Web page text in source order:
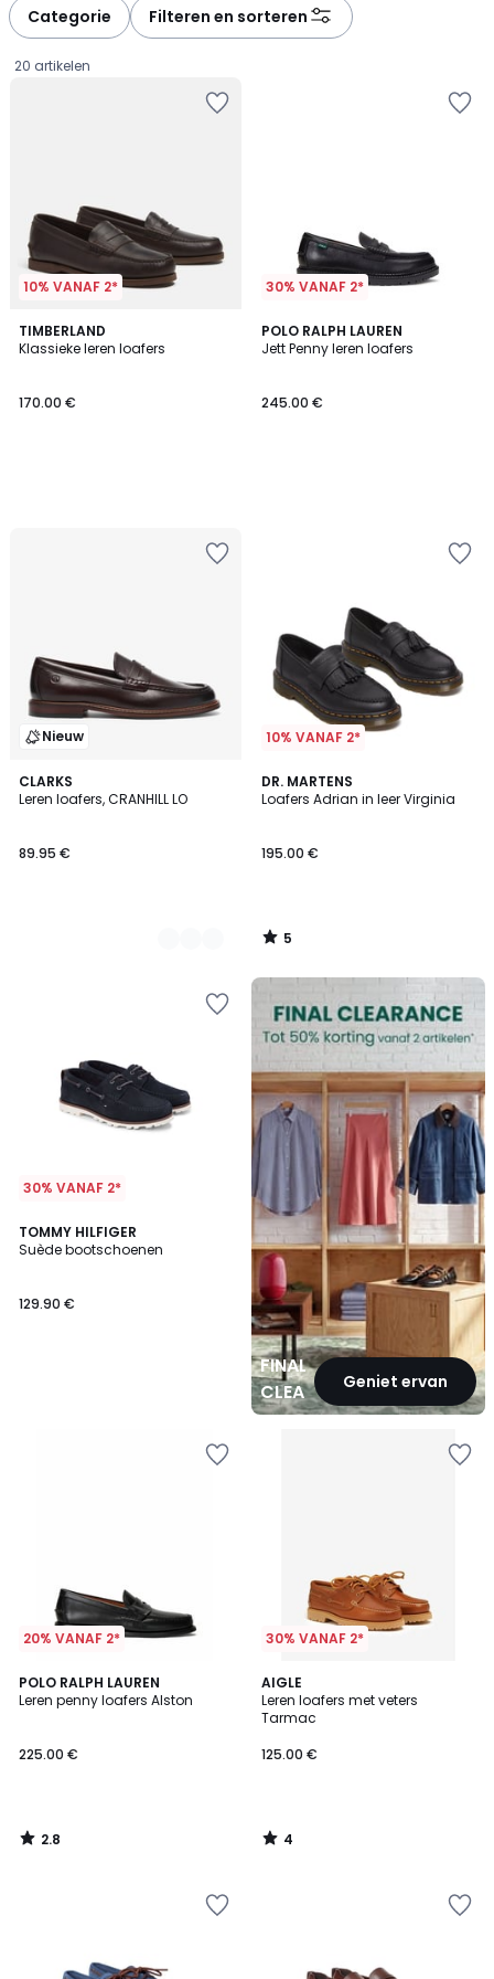
Categorie Filteren en sorteren
20 artikelen
10% VANAF 2*
TIMBERLAND
Klassieke leren loafers
€.
170.00 €
30% VANAF 2*
POLO RALPH LAUREN
Jett Penny leren loafers
245.00 €
Nieuw
CLARKS
Leren loafers, CRANHILL LO
89.95 €
2
Kleuren
10% VANAF 2*
DR. MARTENS
Loafers Adrian in leer Virginia
195.00 €
5
/
5
/
30% VANAF 2*
TOMMY HILFIGER
Suède bootschoenen
129.90 €
FINAL
CLEARANCEGeniet ervan
FINAL
CLEARANCE
20% VANAF 2*
POLO RALPH LAUREN
Leren penny loafers Alston
225.00 €
2.8
/ 5
2.8
/
30% VANAF 2*
AIGLE
Leren loafers met veters
Tarmac
125.00 €
4
/
5
4
/